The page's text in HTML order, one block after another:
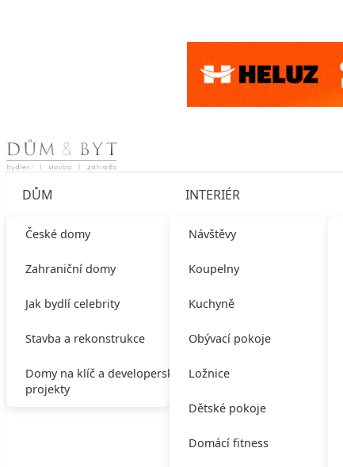
Skip to content
DŮM
České domy
Zahraniční domy
Jak bydlí celebrity
Stavba a rekonstrukce
Domy na klíč a developerské
projekty
INTERIÉR
Návštěvy
Koupelny
Kuchyně
Obývací pokoje
Ložnice
Dětské pokoje
Domácí fitness